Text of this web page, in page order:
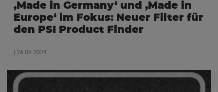
‚Made in Germany‘ und ‚Made in
Europe‘ im Fokus: Neuer Filter für
den PSI Product Finder
| 26.09.2024